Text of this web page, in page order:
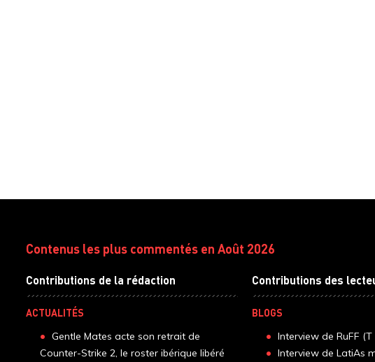
Contenus les plus commentés en Août 2026
Contributions de la rédaction
ACTUALITÉS
Gentle Mates acte son retrait de
Counter-Strike 2, le roster ibérique libéré
Contributions des
BLOGS
Interview de RuFF
Interview de LatiAs